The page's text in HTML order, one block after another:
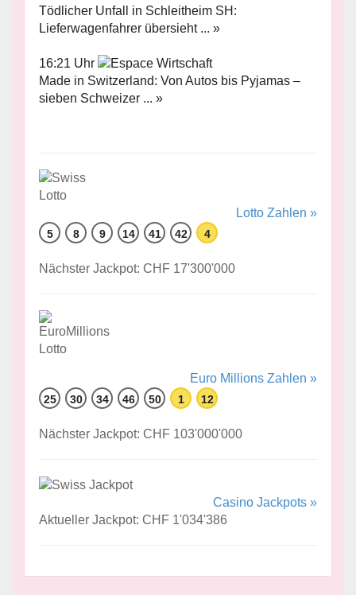
Tödlicher Unfall in Schleitheim SH:
Lieferwagenfahrer übersieht ... »
16:21 Uhr
Made in Switzerland: Von Autos bis Pyjamas –
sieben Schweizer ... »
Lotto Zahlen »
5 8 9 14 41 42 4
Nächster Jackpot: CHF 17'300'000
Euro Millions Zahlen »
25 30 34 46 50 1 12
Nächster Jackpot: CHF 103'000'000
Casino Jackpots »
Aktueller Jackpot: CHF 1'034'386